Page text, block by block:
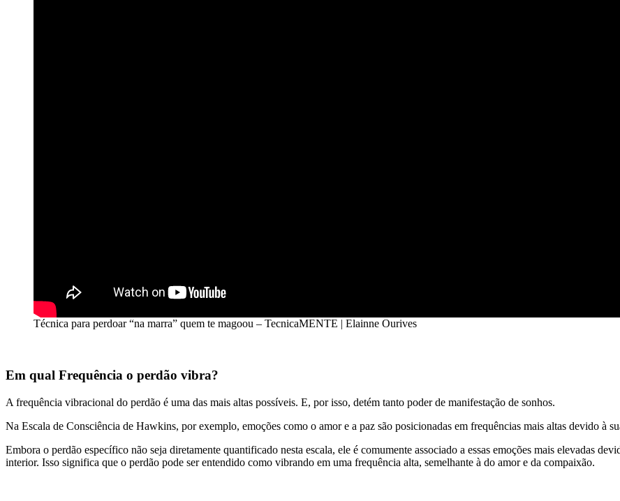
Técnica para perdoar “na marra” quem te magoou – TecnicaMENTE | Elainne Ourives
Em qual Frequência o perdão vibra?
A frequência vibracional do perdão é uma das mais altas possíveis. E, por isso, detém tanto poder de manifestação de sonhos.
Na Escala de Consciência de Hawkins, por exemplo, emoções como o amor e a paz são posicionadas em frequências mais altas devido à
Embora o perdão específico não seja diretamente quantificado nesta escala, ele é comumente associado a essas emoções mais elevadas
interior. Isso significa que o perdão pode ser entendido como vibrando em uma frequência alta, semelhante à do amor e da compaixão.